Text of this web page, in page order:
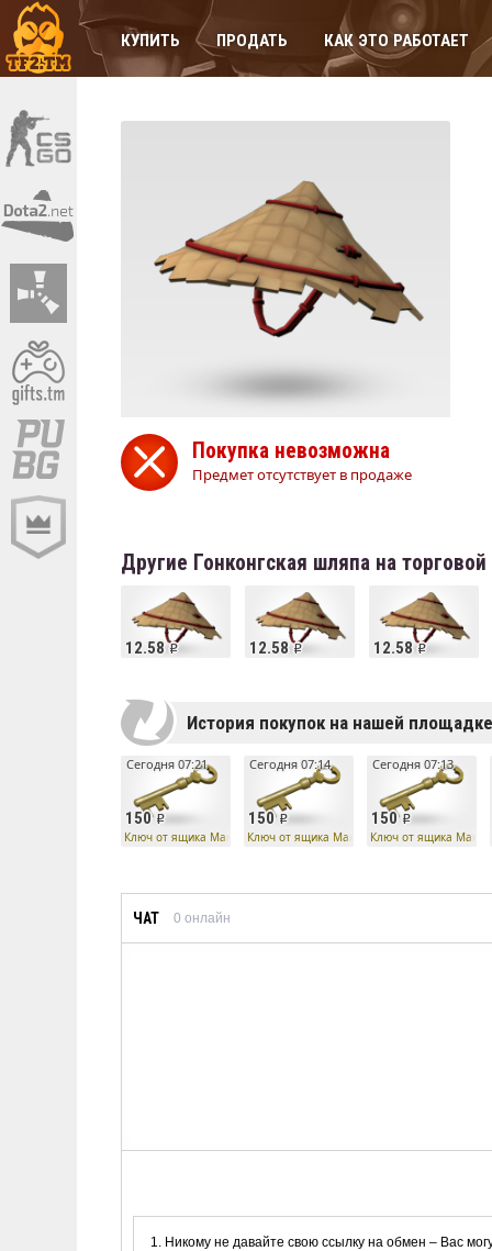
КУПИТЬ ПРОДАТЬ КАК ЭТО РАБОТАЕТ
Покупка невозможна
Предмет отсутствует в продаже
Другие Гонконгская шляпа на
12.58 12.58 12.58
История покупок на нашей площадке
150
Сегодня 07:21
Ключ от ящика Манн Ко
150
Сегодня 07:14
Ключ от ящика Манн Ко
150
Сегодня 07:13
Ключ от ящика Манн
ЧАТ 0 онлайн
Никому не давайте свою ссылку на обмен – Вас